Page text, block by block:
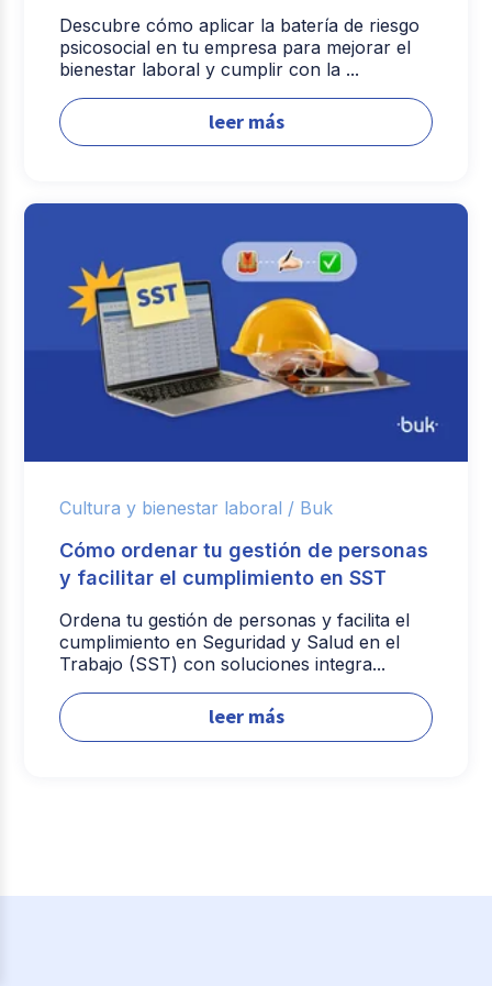
Descubre cómo aplicar la batería de riesgo
psicosocial en tu empresa para mejorar el
bienestar laboral y cumplir con la ...
leer más
Cultura y bienestar laboral / Buk
Cómo ordenar tu gestión de personas
y facilitar el cumplimiento en SST
Ordena tu gestión de personas y facilita el
cumplimiento en Seguridad y Salud en el
Trabajo (SST) con soluciones integra...
leer más